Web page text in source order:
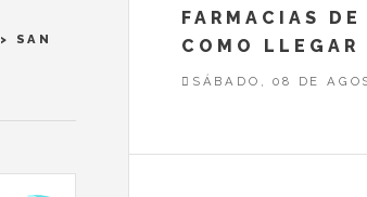
FARMACIAS
COMO LLEGAR
SÁBADO, 08 DE
> SAN